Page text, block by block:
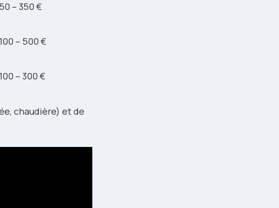
50 – 350 €
100 – 500 €
100 – 300 €
chaudière) et de